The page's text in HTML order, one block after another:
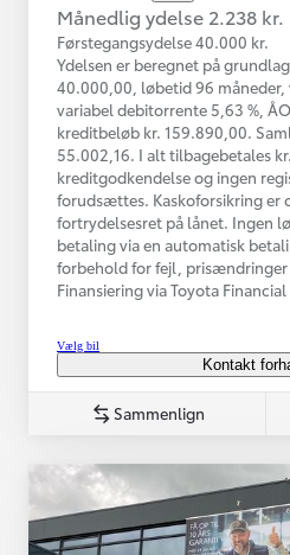
Månedlig ydelse 2.238 kr.
Førstegangsydelse 40.000 kr.
Ydelsen er beregnet på
40.000,00, løbetid 96 måneder,
variabel debitorrente 5,63 %,
kreditbeløb kr. 159.890,00.
55.002,16. I alt tilbagebetales
kreditgodkendelse og ingen
forudsættes. Kaskoforsikring er
fortrydelsesret på lånet. Ingen
betaling via en automatisk
forbehold for fejl, prisændringer
Finansiering via Toyota Financial
Vælg bil
Kontakt
Sammenlign